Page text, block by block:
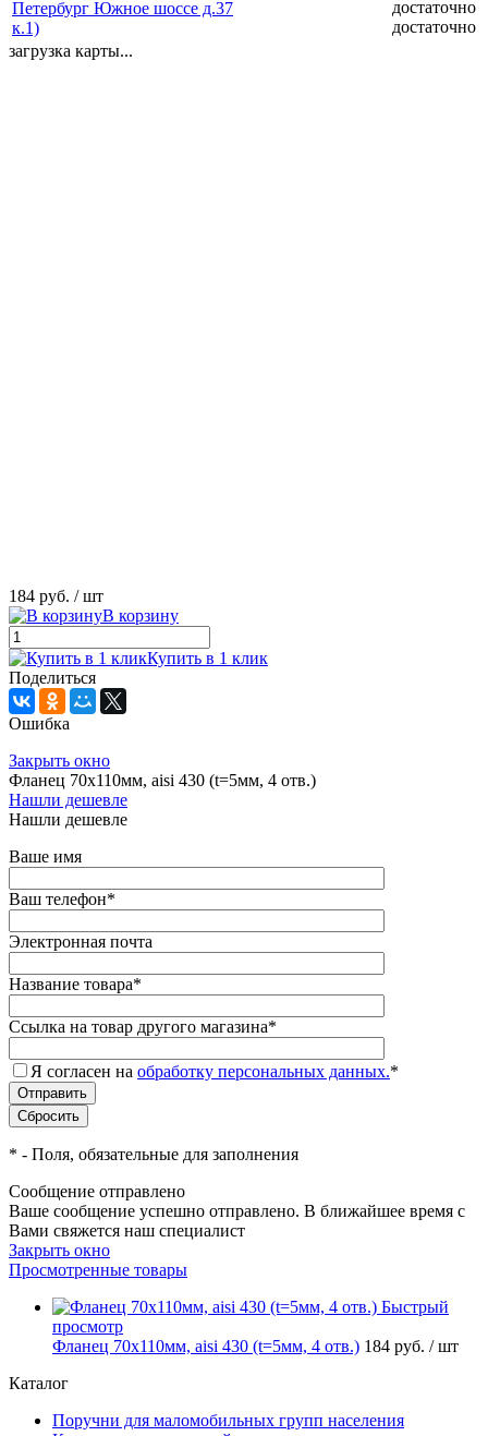
Петербург Южное шоссе д.37
к.1)
достаточно
загрузка карты...
184 руб. / шт
В корзину
Купить в 1 клик
Поделиться
Ошибка
Закрыть окно
Фланец 70х110мм, aisi 430 (t=5мм, 4 отв.)
Нашли дешевле
Нашли дешевле
Ваше имя
Ваш телефон*
Электронная почта
Название товара*
Ссылка на товар другого магазина*
Я согласен на обработку персональных данных.*
* - Поля, обязательные для заполнения
Сообщение отправлено
Ваше сообщение успешно отправлено. В ближайшее время с
Вами свяжется наш специалист
Закрыть окно
Просмотренные товары
Быстрый
просмотр
Фланец 70х110мм, aisi 430 (t=5мм, 4 отв.) 184 руб. / шт
Каталог
Поручни для маломобильных групп населения